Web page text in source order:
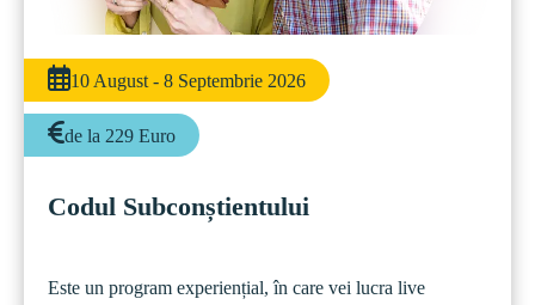
10 August - 8 Septembrie 2026
de la 229 Euro
Codul Subconștientului
Este un program experiențial, în care vei lucra live